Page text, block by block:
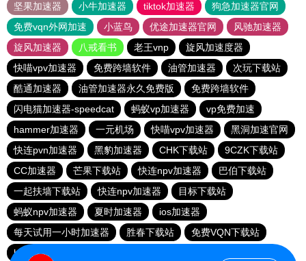
坚果加速器
小牛加速器 tiktok加速器
狗急加速器官网
免费vqn外网加速
小蓝鸟 优途加速器官网
风驰加速器
旋风加速器
八戒看书 老王vnp
旋风加速度器
快喵vpv加速器
免费跨墙软件 油管加速器
次玩下载站
酷通加速器
油管加速器永久免费版
免费跨墙软件
闪电猫加速器-speedcat
蚂蚁vp加速器
vp免费加速
hammer加速器
一元机场 快喵vpv加速器
黑洞加速官网
快连pvn加速器
黑豹加速器 CHK下载站
9CZK下载站
CC加速器
芒果下载站 快连npv加速器
巴伯下载站
一起扶墙下载站
快连npv加速器
目标下载站
蚂蚁npv加速器
夏时加速器
ios加速器
每天试用一小时加速器
胜春下载站
免费VQN下载站
hammer加速器